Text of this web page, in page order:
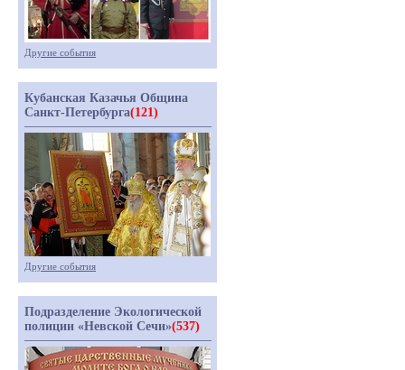
Другие события
Кубанская Казачья Община
Санкт-Петербурга(121)
Другие события
Подразделение Экологической
полиции «Невской Сечи»(537)